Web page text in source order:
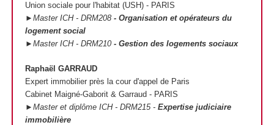
Union sociale pour l'habitat (USH) - PARIS
►Master ICH - DRM208 - Organisation et opérateurs du
logement social
►Master ICH - DRM210 - Gestion des logements sociaux
Raphaël GARRAUD
Expert immobilier près la cour d'appel de Paris
Cabinet Maigné-Gaborit & Garraud - PARIS
►Master et diplôme ICH - DRM215 - Expertise judiciaire
immobilière